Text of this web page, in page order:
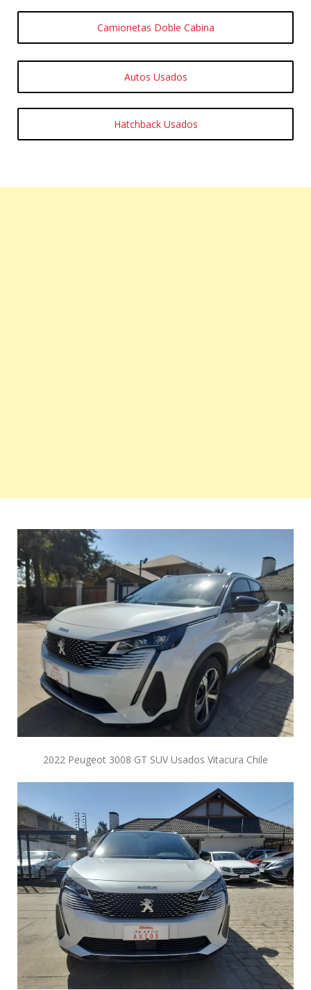
Camionetas Doble Cabina
Autos Usados
Hatchback Usados
2022 Peugeot 3008 GT SUV Usados Vitacura Chile